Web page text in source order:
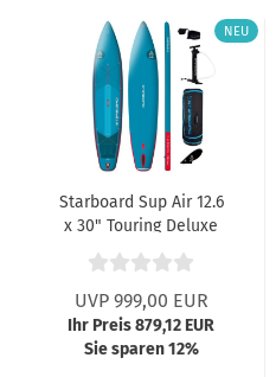
NEU
Starboard Sup Air 12.6
x 30" Touring Deluxe
Lite
UVP 999,00 EUR
Ihr Preis 879,12 EUR
Sie sparen 12%